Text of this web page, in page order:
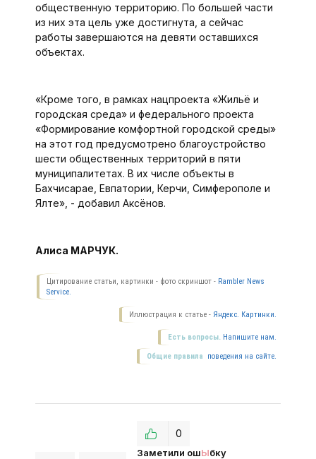
общественную территорию. По большей части
из них эта цель уже достигнута, а сейчас
работы завершаются на девяти оставшихся
объектах.
«Кроме того, в рамках нацпроекта «Жильё и
городская среда» и федерального проекта
«Формирование комфортной городской среды»
на этот год предусмотрено благоустройство
шести общественных территорий в пяти
муниципалитетах. В их числе объекты в
Бахчисарае, Евпатории, Керчи, Симферополе и
Ялте», - добавил Аксёнов.
Алиса МАРЧУК.
Цитирование статьи, картинки - фото скриншот - Rambler News
Service.
Иллюстрация к статье - Яндекс. Картинки.
Есть вопросы. Напишите нам.
Общие правила поведения на сайте.
Заметили ошЫбку
0